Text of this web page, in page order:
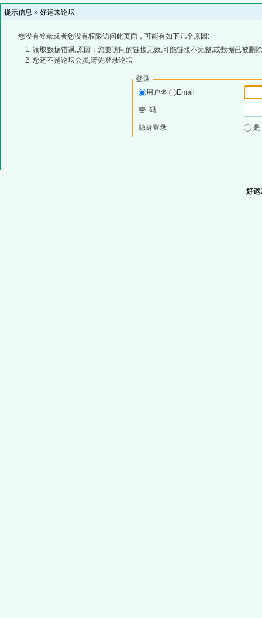
提示信息 » 好运来论坛
您没有登录或者您没有权限访问此页面，可能有如下几个原因:
读取数据错误,原因：您要访问的链接无效,可能链接不完整,或数据已被删
您还不是论坛会员,请先登录论坛
登录
用户名
Email
密 码
隐身登录
好